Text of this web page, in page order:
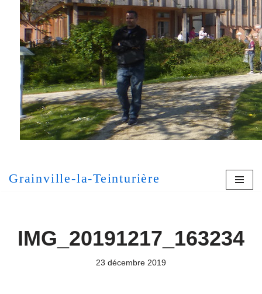
Aller
contenu
Grainville-la-Teinturière
IMG_20191217_163234
23 décembre 2019